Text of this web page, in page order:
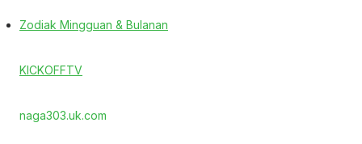
Zodiak Mingguan & Bulanan
KICKOFFTV
naga303.uk.com